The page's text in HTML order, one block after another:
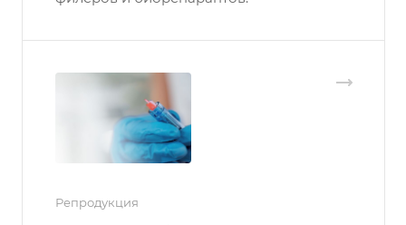
Репродукция